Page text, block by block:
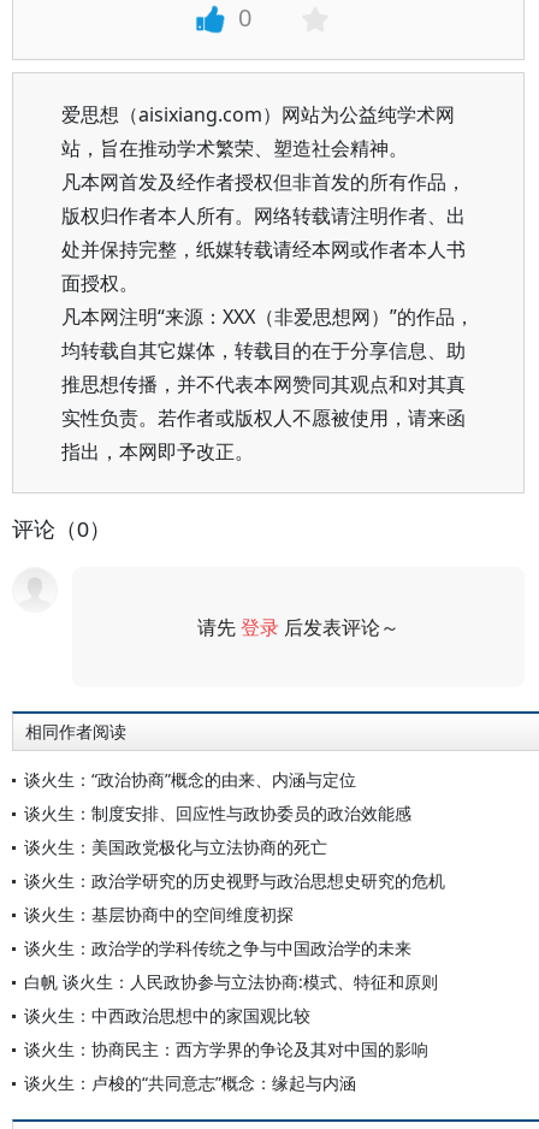
0
爱思想（aisixiang.com）网站为公益纯学术网
站，旨在推动学术繁荣、塑造社会精神。
凡本网首发及经作者授权但非首发的所有作品，
版权归作者本人所有。网络转载请注明作者、出
处并保持完整，纸媒转载请经本网或作者本人书
面授权。
凡本网注明“来源：XXX（非爱思想网）”的作品，
均转载自其它媒体，转载目的在于分享信息、助
推思想传播，并不代表本网赞同其观点和对其真
实性负责。若作者或版权人不愿被使用，请来函
指出，本网即予改正。
评论（0）
请先登录 后发表评论～
相同作者阅读
谈火生：“政治协商”概念的由来、内涵与定位
谈火生：制度安排、回应性与政协委员的政治效能感
谈火生：美国政党极化与立法协商的死亡
谈火生：政治学研究的历史视野与政治思想史研究的危机
谈火生：基层协商中的空间维度初探
谈火生：政治学的学科传统之争与中国政治学的未来
白帆 谈火生：人民政协参与立法协商:模式、特征和原则
谈火生：中西政治思想中的家国观比较
谈火生：协商民主：西方学界的争论及其对中国的影响
谈火生：卢梭的“共同意志”概念：缘起与内涵